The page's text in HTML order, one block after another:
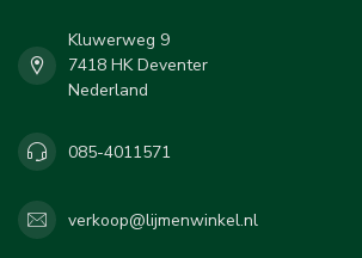
Kluwerweg 9
7418 HK Deventer
Nederland
085-4011571
verkoop@lijmenwinkel.nl